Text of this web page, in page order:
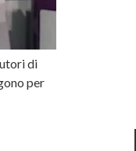
di
per